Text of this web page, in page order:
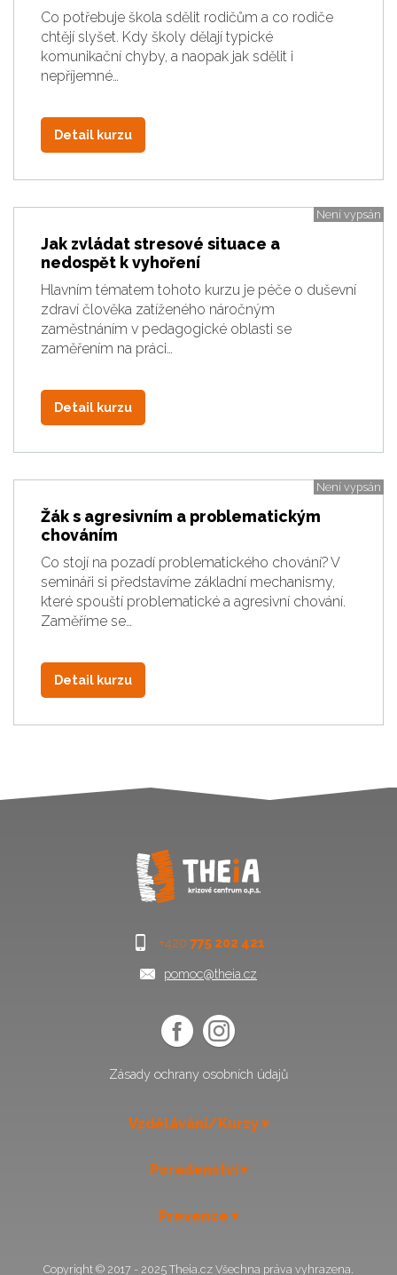
Co potřebuje škola sdělit rodičům a co rodiče
chtějí slyšet. Kdy školy dělají typické
komunikační chyby, a naopak jak sdělit i
nepříjemné…
Detail kurzu
Jak zvládat stresové situace a
nedospět k vyhoření
Hlavním tématem tohoto kurzu je péče o duševní
zdraví člověka zatíženého náročným
zaměstnáním v pedagogické oblasti se
zaměřením na práci…
Není vypsán
Detail kurzu
Žák s agresivním a problematickým
chováním
Co stojí na pozadí problematického chování? V
semináři si představíme základní mechanismy,
které spouští problematické a agresivní chování.
Zaměříme se…
Není vypsán
Detail kurzu
+420 775 202 421
pomoc@theia.cz
Zásady ochrany osobních údajů
Vzdělávání/Kurzy
Poradenství
Prevence
Copyright © 2017 - 2025 Theia.cz Všechna práva vyhrazena.